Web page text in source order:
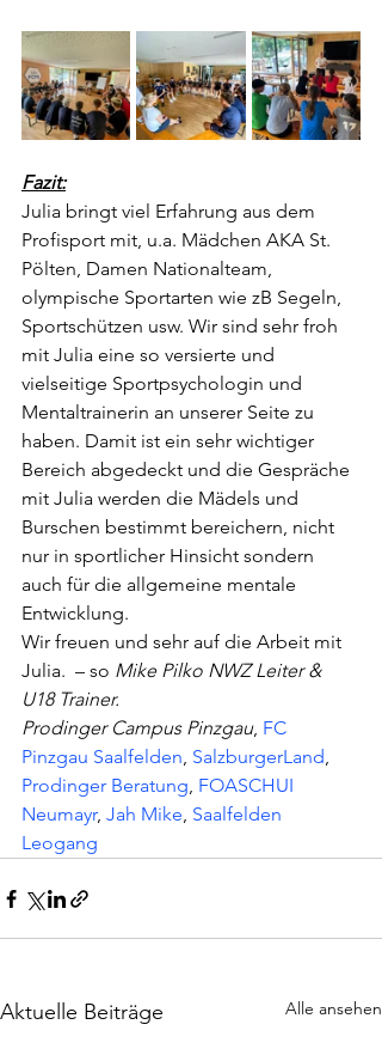
Fazit:
Julia bringt viel Erfahrung aus dem
Profisport mit, u.a. Mädchen AKA St.
Pölten, Damen Nationalteam,
olympische Sportarten wie zB Segeln,
Sportschützen usw. Wir sind sehr froh
mit Julia eine so versierte und
vielseitige Sportpsychologin und
Mentaltrainerin an unserer Seite zu
haben. Damit ist ein sehr wichtiger
Bereich abgedeckt und die Gespräche
mit Julia werden die Mädels und
Burschen bestimmt bereichern, nicht
nur in sportlicher Hinsicht sondern
auch für die allgemeine mentale
Entwicklung.
Wir freuen und sehr auf die Arbeit mit
Julia.  – so Mike Pilko NWZ Leiter &
U18 Trainer.
Prodinger Campus Pinzgau, FC
Pinzgau Saalfelden, SalzburgerLand,
Prodinger Beratung, FOASCHUI
Neumayr, Jah Mike, Saalfelden
Leogang
Aktuelle Beiträge Alle ansehen